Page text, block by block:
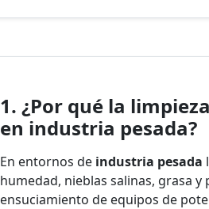
1. ¿Por qué la
en industria pesada?
En entornos de industria pesada
humedad, nieblas salinas, grasa
ensuciamiento de equipos de